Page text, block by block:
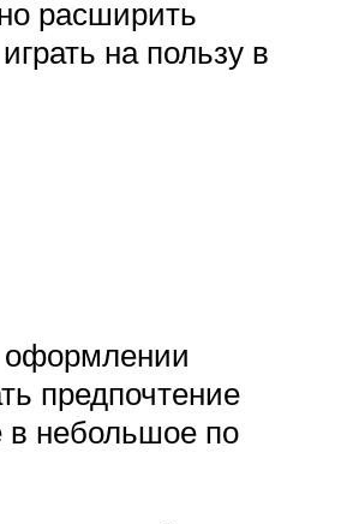
расширить
на пользу в
оформлении
предпочтение
в небольшое по